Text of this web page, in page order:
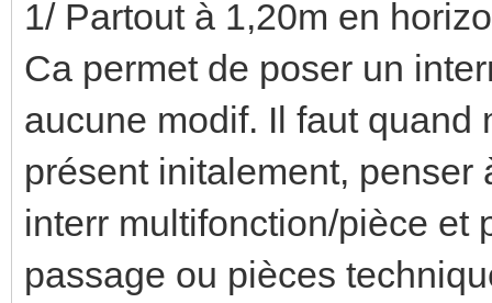
1/ Partout à 1,20m en
Ca permet de poser un
aucune modif. Il faut quand
présent initalement,
interr multifonction/pièce et
passage ou pièces